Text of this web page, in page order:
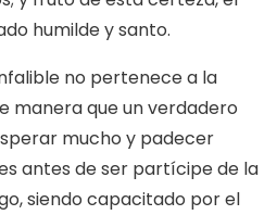
humilde y santo.
no pertenece a la
manera que un verdadero
mucho y padecer
antes de ser partícipe de la
siendo capacitado por el